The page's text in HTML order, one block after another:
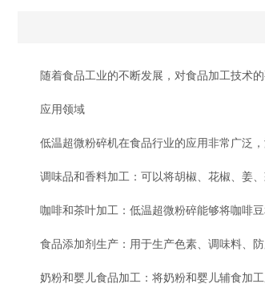
随着食品工业的不断发展，对食品加工技术的
应用领域
低温超微粉碎机在食品行业的应用非常广泛，
调味品和香料加工：可以将胡椒、花椒、姜、
咖啡和茶叶加工：低温超微粉碎能够将咖啡豆
食品添加剂生产：用于生产色素、调味料、防
奶粉和婴儿食品加工：将奶粉和婴儿辅食加工